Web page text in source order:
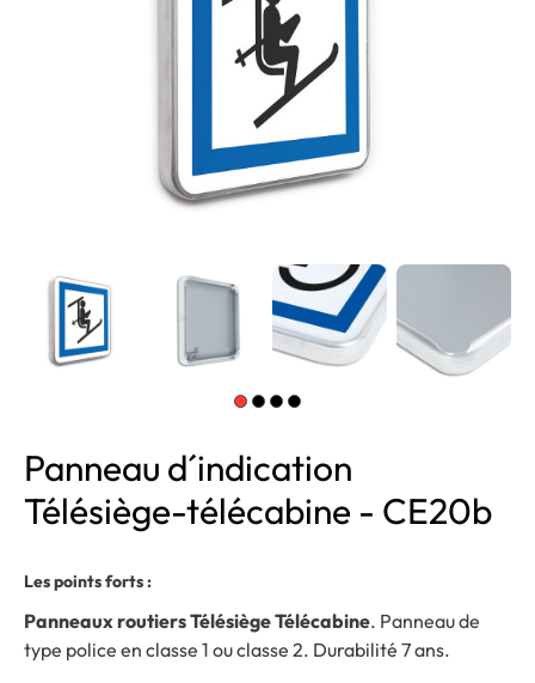
Panneau d´indication
Télésiège-télécabine - CE20b
Les points forts :
Panneaux routiers Télésiège Télécabine. Panneau de
type police en classe 1 ou classe 2. Durabilité 7 ans.